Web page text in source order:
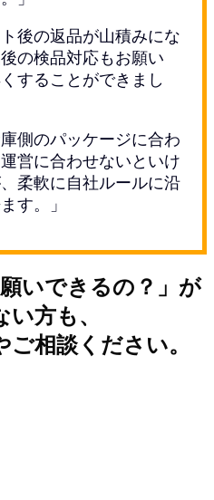
後の返品が山積みにな
の検品対応もお願い
することができまし
側のパッケージに合わ
営に合わせないといけ
柔軟に自社ルールに沿
す。」
いできるの？」が
い方も、
相談ください。